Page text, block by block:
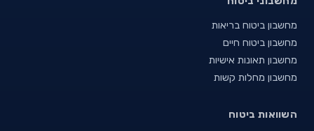
מחשבון ביטוח בריאות
מחשבון ביטוח חיים
מחשבון תאונות אישיות
מחשבון מחלות קשות
השוואות ביטוח